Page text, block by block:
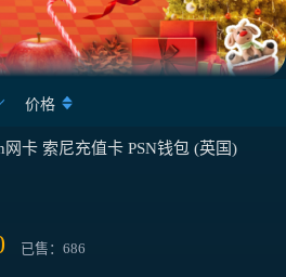
价格
网卡 索尼充值卡 PSN钱包 (英国)
已售：686